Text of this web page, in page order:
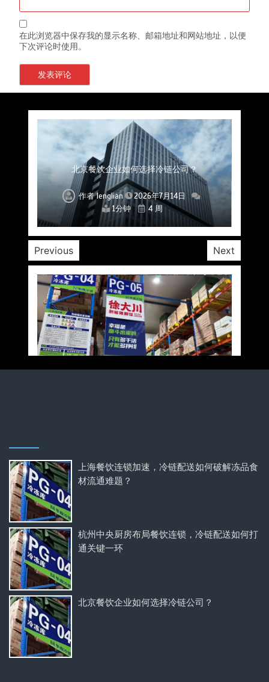
在此浏览器中保存我的显示名称、邮箱地址和网站地址，以便
下次评论时使用。
上海餐饮连锁加速，冷链配送如何破解冻品食材
流通难题？
作者lenglian
2026年7月14日
1分钟
4 周
杭州中央厨房布局餐饮连锁，冷链配送如何打通
关键一环
作者lenglian
2026年7月14日
1分钟
4 周
北京餐饮企业如何选择冷链公司？
作者lenglian
2026年7月14日
1分钟
4 周
深圳冷链物流如何护航餐饮连锁？冻品食材流通
全解析
作者lenglian
2026年7月14日
1分钟
4 周
北京餐饮仓配一体化的核心价值与落地实践解析
作者lenglian
2026年7月14日
1分钟
4 周
武汉冻品配送三要素：控温、时效、低成本如何
兼得？
作者lenglian
2026年7月14日
1分钟
4 周
重庆冷链布局解冻食材运输密码，餐饮连锁如何
稳控品质？
作者lenglian
2026年7月14日
1分钟
4 周
Previous Next
上海餐饮连锁加速，冷链配送如何破解冻品食
材流通难题？
杭州中央厨房布局餐饮连锁，冷链配送如何打
通关键一环
北京餐饮企业如何选择冷链公司？